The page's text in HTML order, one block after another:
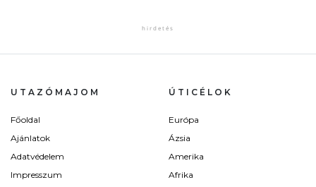
UTAZÓMAJOM
Főoldal
Ajánlatok
Adatvédelem
Impresszum
ÚTICÉLOK
Európa
Ázsia
Amerika
Afrika